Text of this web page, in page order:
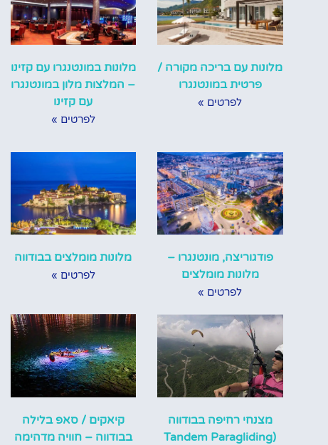
מלונות עם בריכה מקורה /
פרטית במונטנגרו
לפרטים »
מלונות במונטנגרו עם קזינו
– המלצות מלון במונטנגרו
עם קזינו
לפרטים »
פודגוריצה, מונטנגרו –
מלונות מומלצים
לפרטים »
מלונות מומלצים בבודווה
לפרטים »
מצנחי רחיפה בבודווה
(Tandem Paragliding
קיאקים / סאפ בלילה
בבודווה – חוויה מדהימה